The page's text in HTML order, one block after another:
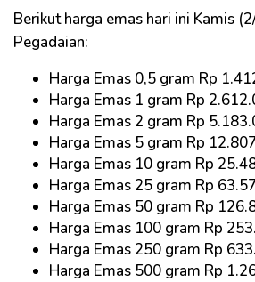
Berikut harga emas hari ini Kamis
Pegadaian:
Harga Emas 0,5 gram Rp
Harga Emas 1 gram Rp
Harga Emas 2 gram Rp
Harga Emas 5 gram Rp
Harga Emas 10 gram Rp
Harga Emas 25 gram Rp
Harga Emas 50 gram Rp
Harga Emas 100 gram Rp
Harga Emas 250 gram Rp
Harga Emas 500 gram Rp